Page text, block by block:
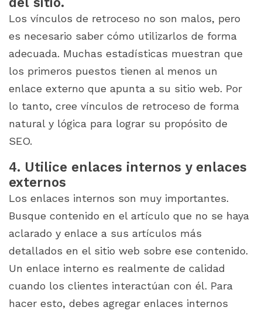
Los vínculos de retroceso no son malos, pero
es necesario saber cómo utilizarlos de forma
adecuada. Muchas estadísticas muestran que
los primeros puestos tienen al menos un
enlace externo que apunta a su sitio web. Por
lo tanto, cree vínculos de retroceso de forma
natural y lógica para lograr su propósito de
SEO.
4. Utilice enlaces internos y enlaces
externos
Los enlaces internos son muy importantes.
Busque contenido en el artículo que no se haya
aclarado y enlace a sus artículos más
detallados en el sitio web sobre ese contenido.
Un enlace interno es realmente de calidad
cuando los clientes interactúan con él. Para
hacer esto, debes agregar enlaces internos